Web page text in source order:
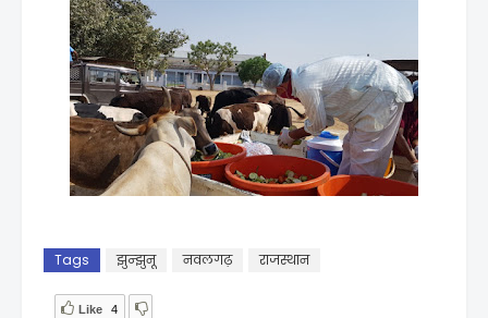
Tags झुन्झुनू नवलगढ़ राजस्थान
Like 4